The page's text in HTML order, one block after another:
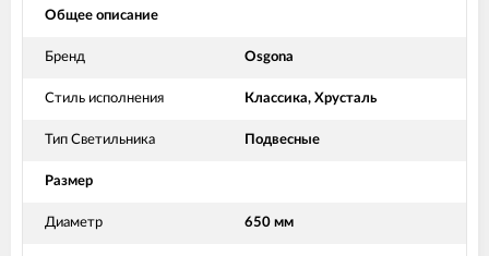
Общее описание
Бренд Osgona
Стиль исполнения Классика, Хрусталь
Тип Светильника Подвесные
Размер
Диаметр 650 мм